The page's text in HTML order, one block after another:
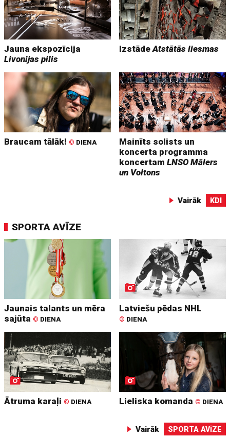
Jauna ekspozīcija
Livonijas pilis
IzstādeAtstātās liesmas
Braucam tālāk! © DIENA
Mainīts solists un
koncerta programma
koncertamLNSO Mālers
un Voltons
Vairāk KDI
SPORTA AVĪZE
Jaunais talants un mēra
sajūta © DIENA
Latviešu pēdas NHL
© DIENA
Ātruma karaļi © DIENA Lieliska komanda © DIENA
Vairāk SPORTA AVĪZE